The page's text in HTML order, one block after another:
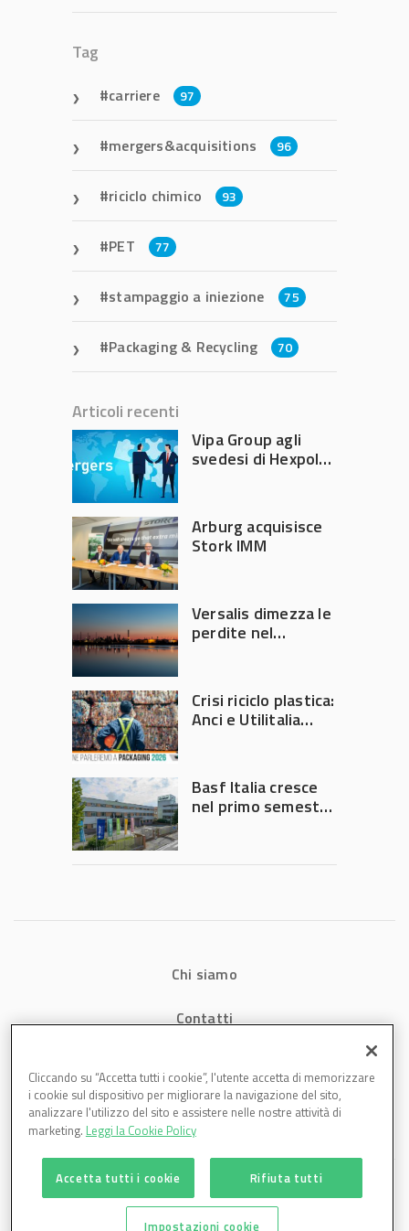
Tag
carriere 97
mergers&acquisitions 96
riciclo chimico 93
PET 77
stampaggio a iniezione 75
Packaging & Recycling 70
Articoli recenti
Vipa Group agli
svedesi di Hexpol
Arburg acquisisce
Stork IMM
Versalis dimezza le
perdite nel
Crisi riciclo plastica:
Anci e Utilitalia
Governo
Basf Italia cresce
nel primo semestre
Chi siamo
Contatti
Cookies
Cliccando su “Accetta tutti i cookie”, l'utente accetta di memorizzare
i cookie sul dispositivo per migliorare la navigazione del sito,
analizzare l'utilizzo del sito e assistere nelle nostre attività di
marketing. Leggi la Cookie Policy
Accetta tutti i cookie Rifiuta tutti
Impostazioni cookie